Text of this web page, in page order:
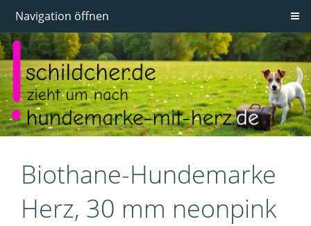
Navigation öffnen
Biothane-Hundemarke
Herz, 30 mm neonpink